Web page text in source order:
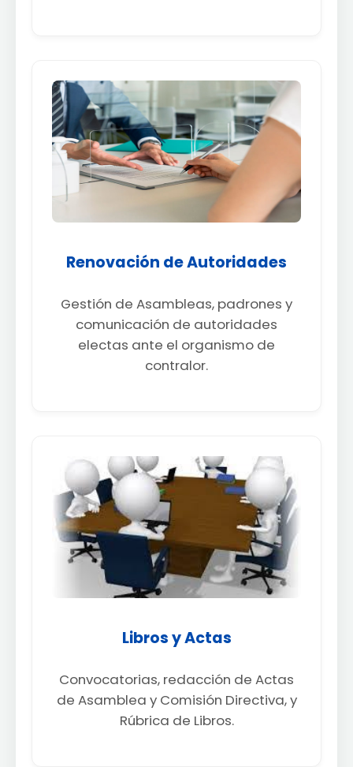
Renovación de Autoridades
Gestión de Asambleas, padrones y
comunicación de autoridades
electas ante el organismo de
contralor.
Libros y Actas
Convocatorias, redacción de Actas
de Asamblea y Comisión Directiva, y
Rúbrica de Libros.